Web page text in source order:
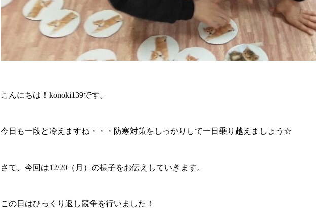
こんにちは！konoki139です。
今日も一段と冷えますね・・・防寒対策をしっかりして一日乗り越えましょう☆
さて、今回は12/20（月）の様子をお伝えしていきます。
この日はひっくり返し競争を行いました！